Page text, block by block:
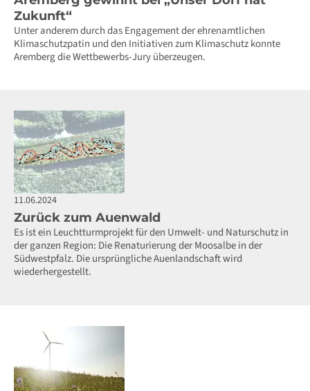
Zukunft“
Unter anderem durch das Engagement der ehrenamtlichen
Klimaschutzpatin und den Initiativen zum Klimaschutz konnte
Aremberg die Wettbewerbs-Jury überzeugen.
11.06.2024
Zurück zum Auenwald
Es ist ein Leuchtturmprojekt für den Umwelt- und Naturschutz in
der ganzen Region: Die Renaturierung der Moosalbe in der
Südwestpfalz. Die ursprüngliche Auenlandschaft wird
wiederhergestellt.